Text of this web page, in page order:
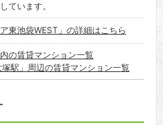
ています。
ア東池袋WEST」の詳細はこちら
の賃貸マンション一覧
駅」周辺の賃貸マンション一覧